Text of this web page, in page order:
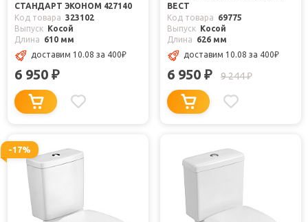
СТАНДАРТ ЭКОНОМ 427140
Код товара 323102
Выпуск Косой
Длина
610 мм
доставим 10.08 за 400₽
6 950 ₽
ВЕСТ
Код товара
69775
Выпуск Косой
Длина
626 мм
доставим 10.08 за 400₽
6 950 ₽ 9 244₽
-17%